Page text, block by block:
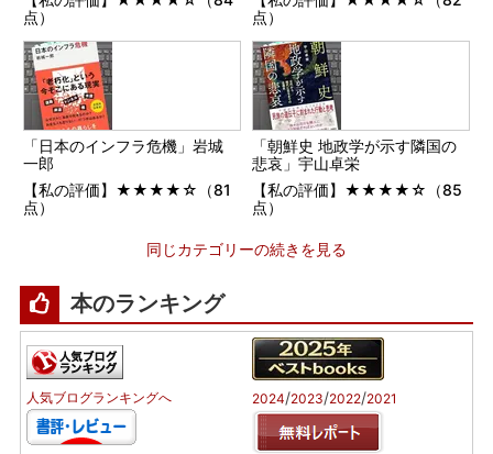
点）
点）
「日本のインフラ危機」岩城
一郎
【私の評価】★★★★☆（81
点）
「朝鮮史 地政学が示す隣国の
悲哀」宇山卓栄
【私の評価】★★★★☆（85
点）
同じカテゴリーの続きを見る
本のランキング
人気ブログランキングへ 2024/2023/2022/2021